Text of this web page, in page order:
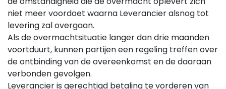
niet meer voordoet waarna Leverancier alsnog tot
levering zal overgaan.
Als de overmachtsituatie langer dan drie maanden
voortduurt, kunnen partijen een regeling treffen over
de ontbinding van de overeenkomst en de daaraan
verbonden gevolgen.
Leverancier is gerechtigd betaling te vorderen van